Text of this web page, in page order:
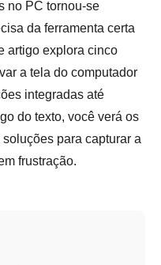
no PC tornou-se
da ferramenta certa
artigo explora cinco
a tela do computador
integradas até
do texto, você verá os
para capturar a
frustração.